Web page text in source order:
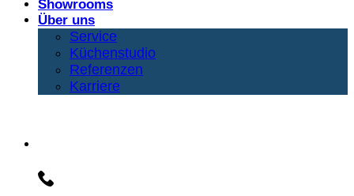
Showrooms
Über uns
Service
Küchenstudio
Referenzen
Karriere